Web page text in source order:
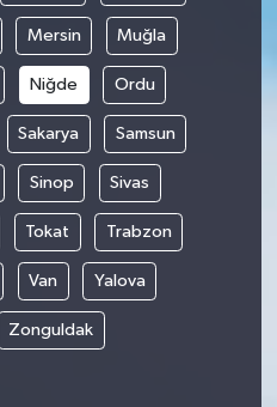
Mersin Muğla
Niğde Ordu
Sakarya Samsun
Sinop Sivas
Tokat Trabzon
Van Yalova
Zonguldak